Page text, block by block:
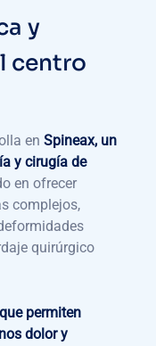
y
centro
en Spineax, un
y cirugía de
en ofrecer
complejos,
quirúrgico
permiten
dolor y